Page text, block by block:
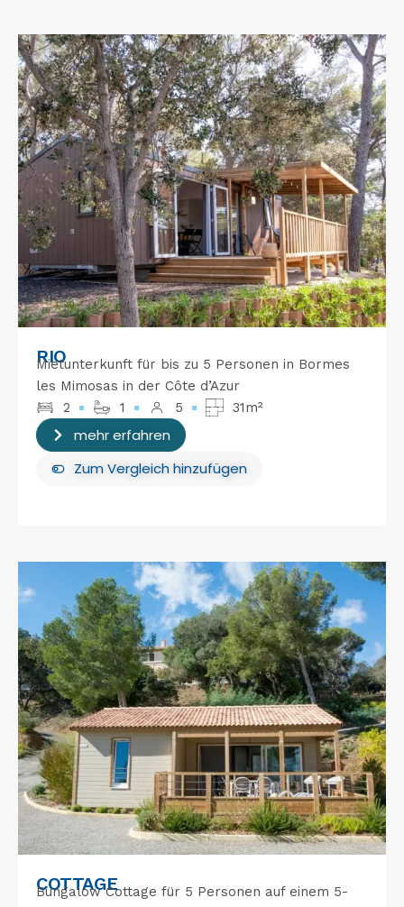
RIO
Mietunterkunft für bis zu 5 Personen in Bormes
les Mimosas in der Côte d’Azur
2
1 5 31m²
mehr erfahren
Zum Vergleich hinzufügen
COTTAGE
Bungalow Cottage für 5 Personen auf einem 5-